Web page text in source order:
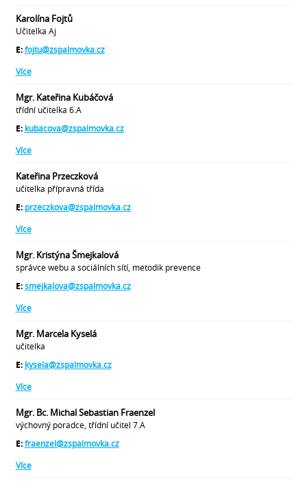
Karolína Fojtů
Učitelka Aj
E:fojtu@zspalmovka.cz
Více
Mgr. Kateřina Kubáčová
třídní učitelka 6.A
E: kubacova@zspalmovka.cz
Více
Kateřina Przeczková
učitelka přípravná třída
E: przeczkova@zspalmovka.cz
Více
Mgr. Kristýna Šmejkalová
správce webu a sociálních sítí, metodik prevence
E:smejkalova@zspalmovka.cz
Více
Mgr. Marcela Kyselá
učitelka
E: kysela@zspalmovka.cz
Více
Mgr. Bc. Michal Sebastian Fraenzel
výchovný poradce, třídní učitel 7.A
E:fraenzel@zspalmovka.cz
Více